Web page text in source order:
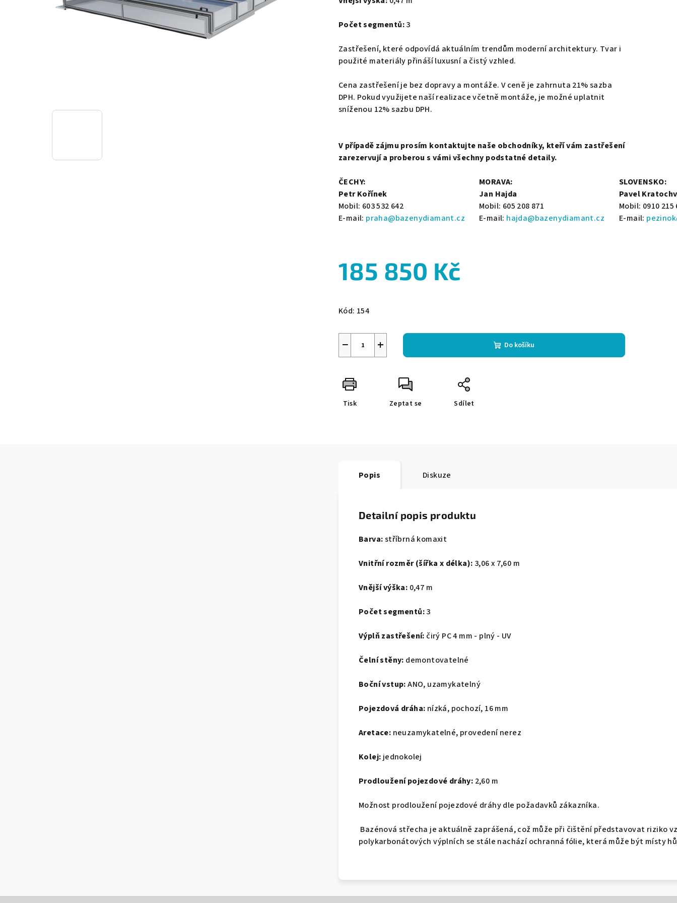
Počet segmentů:3
Zastřešení, které odpovídá aktuálním trendům moderní architektury. Tvar i
použité materiály přináší luxusní a čistý vzhled.
Cena zastřešení je bez dopravy a montáže. V ceně je zahrnuta 21% sazba
DPH. Pokud využijete naší realizace včetně montáže, je možné uplatnit
sníženou 12% sazbu DPH.
V případě zájmu prosím kontaktujte naše obchodníky, kteří vám zastřešení
zarezervují a proberou s vámi všechny podstatné detaily.
ČECHY:
Petr Kořínek
Mobil: 603 532 642
E-mail: praha@bazenydiamant.cz
MORAVA:
Jan Hajda
Mobil: 605 208 871
E-mail: hajda@bazenydiamant.cz
SLOVENSKO:
Pavel
Mobil: 0910
E-mail:
185 850 Kč
cena:
Kód: 154
+
− Do košíku
Tisk Zeptat se Sdílet
Popis Diskuze
Detailní popis produktu
Barva:stříbrná komaxit
Vnitřní rozměr (šířka x délka): 3,06 x 7,60 m
Vnější výška: 0,47 m
Počet segmentů:3
Výplň zastřešení: čirý PC 4 mm - plný - UV
Čelní stěny: demontovatelné
Boční vstup:ANO, uzamykatelný
Pojezdová dráha: nízká, pochozí, 16 mm
Aretace: neuzamykatelné, provedení nerez
Kolej: jednokolej
Prodloužení pojezdové dráhy: 2,60 m
Možnost prodloužení pojezdové dráhy dle požadavků zákazníka.
Bazénová střecha je aktuálně zaprášená, což může při čištění představovat riziko
polykarbonátových výplních se stále nachází ochranná fólie, která může být místy